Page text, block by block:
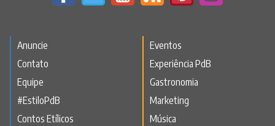
Anuncie
Contato
Equipe
#EstiloPdB
Contos Etílicos
Eventos
Experiência PdB
Gastronomia
Marketing
Música